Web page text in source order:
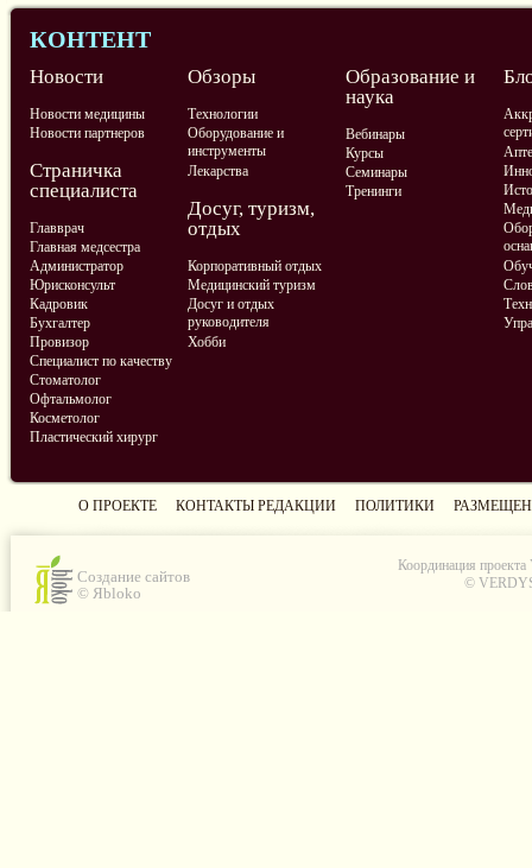
КОНТЕНТ
Новости
Новости медицины
Новости партнеров
Обзоры
Технологии
Оборудование и
инструменты
Лекарства
Образование и
наука
Вебинары
Курсы
Семинары
Тренинги
Страничка
специалиста
Главврач
Главная медсестра
Администратор
Юрисконсульт
Кадровик
Бухгалтер
Провизор
Специалист по качеству
Стоматолог
Офтальмолог
Косметолог
Пластический хирург
Досуг, туризм,
отдых
Корпоративный отдых
Медицинский туризм
Досуг и отдых
руководителя
Хобби
О ПРОЕКТЕ КОНТАКТЫ РЕДАКЦИИ ПОЛИТИКИ
Создание сайтов
© Яbloko
Координация проекта
©